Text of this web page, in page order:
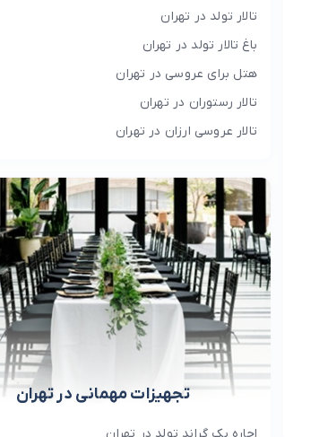
تالار تولد در تهران
باغ تالار تولد در تهران
هتل برای عروسی در تهران
تالار رستوران در تهران
تالار عروسی ارزان در تهران
تجهیزات مهمانی در تهران